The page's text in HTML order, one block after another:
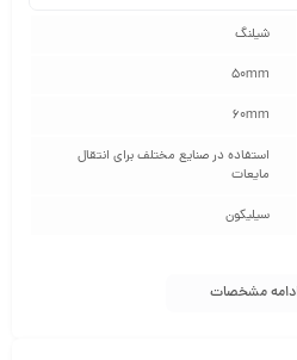
شیلنگ
50mm
60mm
استفاده در صنایع مختلف برای انتقال
مایعات
سیلیکون
مشخصات